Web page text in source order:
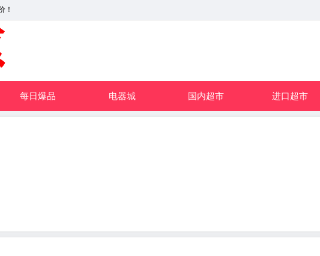
！
每日爆品 电器城 国内超市 进口超市